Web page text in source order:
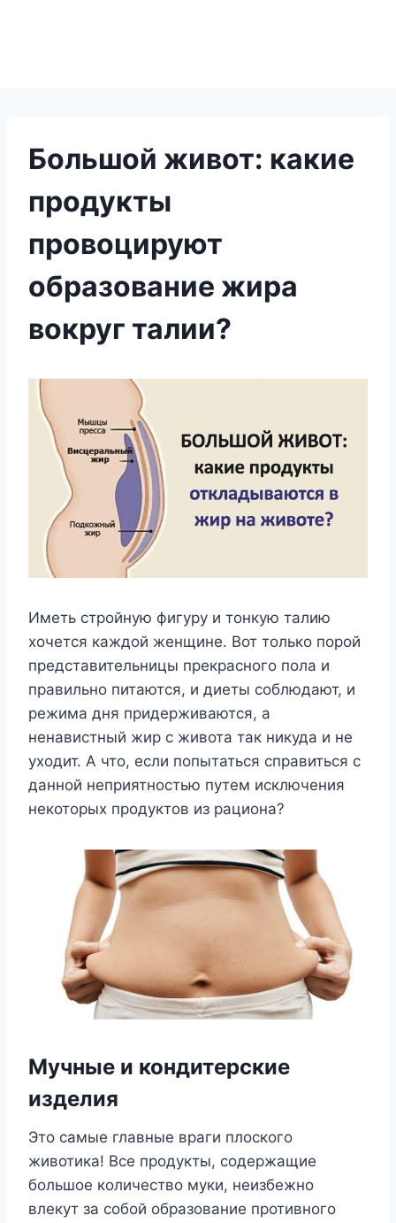
Большой живот: какие
продукты
провоцируют
образование жира
вокруг талии?
Иметь стройную фигуру и тонкую талию
хочется каждой женщине. Вот только порой
представительницы прекрасного пола и
правильно питаются, и диеты соблюдают, и
режима дня придерживаются, а
ненавистный жир с живота так никуда и не
уходит. А что, если попытаться справиться с
данной неприятностью путем исключения
некоторых продуктов из рациона?
Мучные и кондитерские
изделия
Это самые главные враги плоского
животика! Все продукты, содержащие
большое количество муки, неизбежно
влекут за собой образование противного